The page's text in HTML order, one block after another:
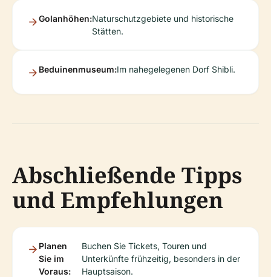
Golanhöhen:Naturschutzgebiete und historische
Stätten.
Beduinenmuseum:Im nahegelegenen Dorf Shibli.
Abschließende Tipps
und Empfehlungen
Planen
Sie im
Voraus:
Buchen Sie Tickets, Touren und
Unterkünfte frühzeitig, besonders in der
Hauptsaison.